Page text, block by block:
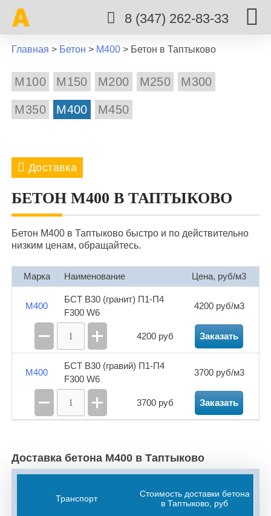
8 (347) 262-83-33
Главная > Бетон > М400 > Бетон в Таптыково
М100 М150 М200 М250 М300
М350 М400
Доставка
Алаторка Алексеевка Алкино
Архангельское Арово Аша Аэропорт
Булгаково Давлеканово Дёма
Дмитриевка Жилино Жуково Затон
Зинино Зубово Иглино Кармаскалы
Кляшево Красная Горка
Кушнаренково
Мокроусово Нагаево
Охлебинино Павловка Первомайский
Таптыково
М450
БЕТОН М400 В ТАПТЫКОВО
Бетон М400 в Таптыково быстро и по действительно
низким ценам, обращайтесь.
Марка Наименование Цена, руб/м3
М400
БСТ В30 (гранит) П1-П4
F300 W6
4200 руб/м3
4200 руб Заказать
М400
БСТ В30 (гравий) П1-П4
F300 W6
3700 руб/м3
3700 руб Заказать
Доставка бетона М400 в Таптыково
Транспорт
Стоимость доставки бетона
в Таптыково, руб